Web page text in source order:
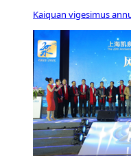
Kaiquan vigesimus